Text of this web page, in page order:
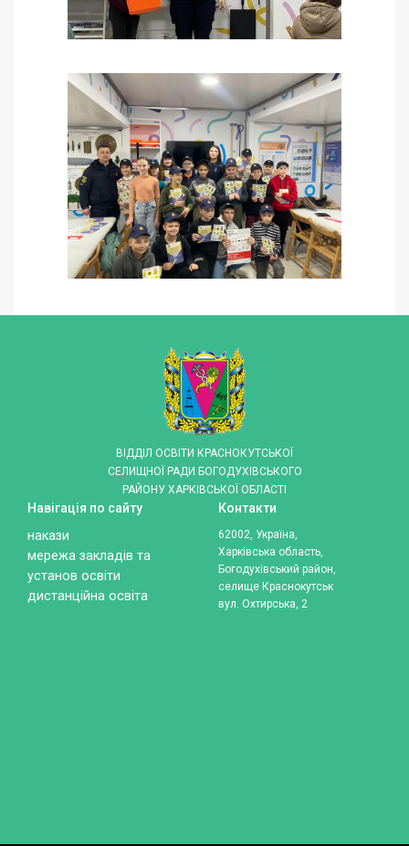
ВІДДІЛ ОСВІТИ КРАСНОКУТСЬКОЇ
СЕЛИЩНОЇ РАДИ БОГОДУХІВСЬКОГО
РАЙОНУ ХАРКІВСЬКОЇ ОБЛАСТІ
Навігація по сайту
накази
мережа закладів та
установ освіти
дистанційна освіта
Контакти
62002, Україна,
Харківська область,
Богодухівський район,
селище Краснокутськ
вул. Охтирська, 2